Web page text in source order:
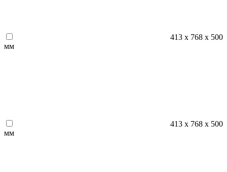
413 x 768 x 500
мм
413 х 768 х 500
мм